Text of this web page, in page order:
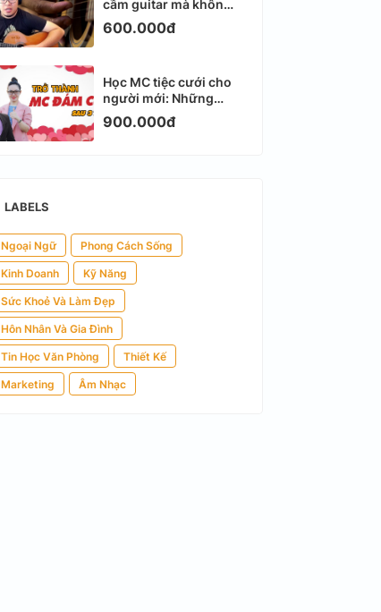
cầm guitar mà không
biết bắt đầu từ đâu
600.000đ
Học MC tiệc cưới cho
người mới: Những
ngày đầu thực sự khá
ngợp
900.000đ
LABELS
Ngoại Ngữ Phong Cách Sống
Kinh Doanh Kỹ Năng
Sức Khoẻ Và Làm Đẹp
Hôn Nhân Và Gia Đình
Tin Học Văn Phòng Thiết Kế
Marketing Âm Nhạc